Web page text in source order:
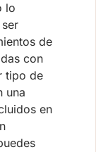
lo
de
con
tipo de
una
en